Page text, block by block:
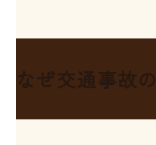
なぜ交通事故の